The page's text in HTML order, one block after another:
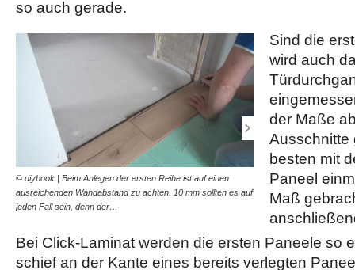
so auch gerade.
© diybook | Beim Anlegen der ersten Reihe ist auf einen
ausreichenden Wandabstand zu achten. 10 mm sollten es auf
jeden Fall sein, denn der…
© diybook | Fallen die
des Türstocks
Stichsäge. Mit dieser…
Sind die
wird auch
der Maße
Ausschnitte
besten mit
Paneel
Maß
Bei Click-Laminat werden die ersten Paneele so
schief an der Kante eines bereits verlegten